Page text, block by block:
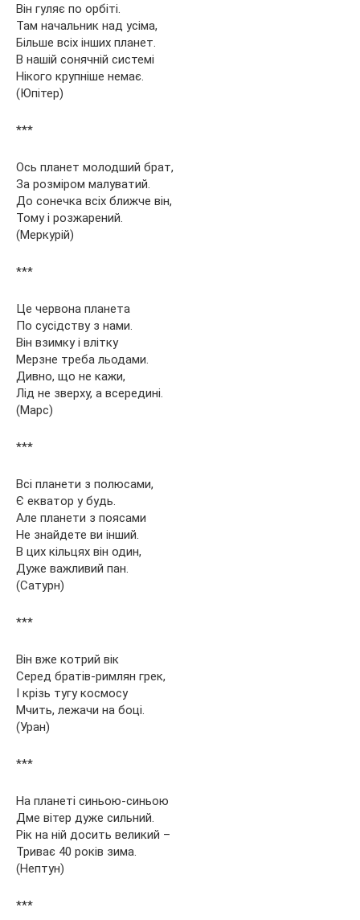
Він гуляє по орбіті.
Там начальник над усіма,
Більше всіх інших планет.
В нашій сонячній системі
Нікого крупніше немає.
(Юпітер)
***
Ось планет молодший брат,
За розміром малуватий.
До сонечка всіх ближче він,
Тому і розжарений.
(Меркурій)
***
Це червона планета
По сусідству з нами.
Він взимку і влітку
Мерзне треба льодами.
Дивно, що не кажи,
Лід не зверху, а всередині.
(Марс)
***
Всі планети з полюсами,
Є екватор у будь.
Але планети з поясами
Не знайдете ви інший.
В цих кільцях він один,
Дуже важливий пан.
(Сатурн)
***
Він вже котрий вік
Серед братів-римлян грек,
І крізь тугу космосу
Мчить, лежачи на боці.
(Уран)
***
На планеті синьою-синьою
Дме вітер дуже сильний.
Рік на ній досить великий –
Триває 40 років зима.
(Нептун)
***